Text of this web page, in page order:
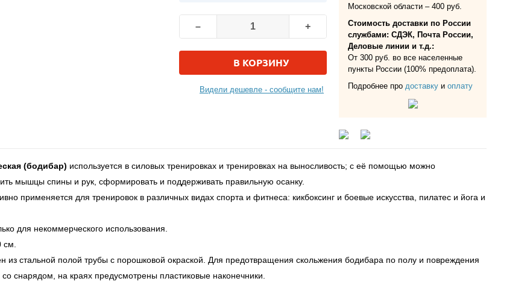
– +
В КОРЗИНУ
Видели дешевле - сообщите нам!
Московской области – 400 руб.
Стоимость доставки по России
службами: СДЭК, Почта России,
Деловые линии и т.д.:
От 300 руб. во все населенные
пункты России (100% предоплата).
Подробнее про доставку и оплату
(бодибар) используется в силовых тренировках и тренировках на выносливость; с её помощью можно
мышцы спины и рук, сформировать и поддерживать правильную осанку.
применяется для тренировок в различных видах спорта и фитнеса: кикбоксинг и боевые искусства, пилатес и йога и
для некоммерческого использования.
см.
из стальной полой трубы с порошковой окраской. Для предотвращения скольжения бодибара по полу и повреждения
снарядом, на краях предусмотрены пластиковые наконечники.